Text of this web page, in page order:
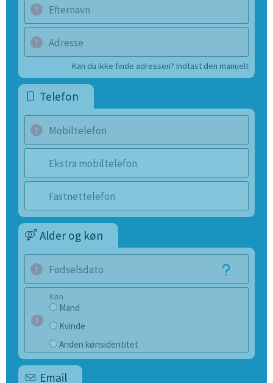
Efternavn
Adresse
Kan du ikke finde adressen? Indtast den manuelt
Telefon
Mobiltelefon
Ekstra mobiltelefon
Fastnettelefon
Alder og køn
Fødselsdato
Køn
Mand
Kvinde
Anden kønsidentitet
Email